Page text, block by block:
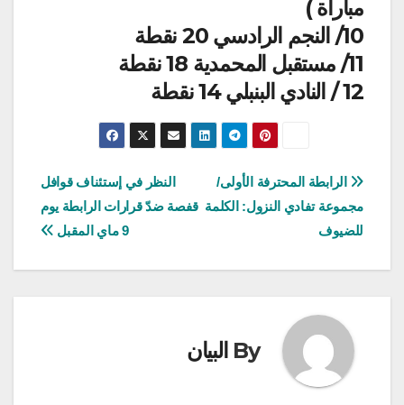
مباراة )
10/ النجم الرادسي 20 نقطة
11/ مستقبل المحمدية 18 نقطة
12 / النادي البنبلي 14 نقطة
تصفّح
المقالات
النظر في إستئناف قوافل
قفصة ضدّ قرارات الرابطة يوم
9 ماي المقبل
الرابطة المحترفة الأولى/
مجموعة تفادي النزول: الكلمة
للضيوف
By البيان